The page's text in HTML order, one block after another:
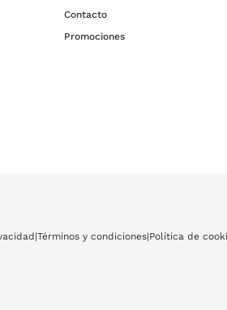
Contacto
Promociones
|Términos y condiciones|Política de